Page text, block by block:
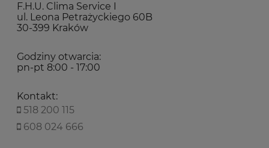
F.H.U. Clima Service I
ul. Leona Petrażyckiego 60B
30-399 Kraków
Godziny otwarcia:
pn-pt 8:00 - 17:00
Kontakt:
518 200 115
608 024 666